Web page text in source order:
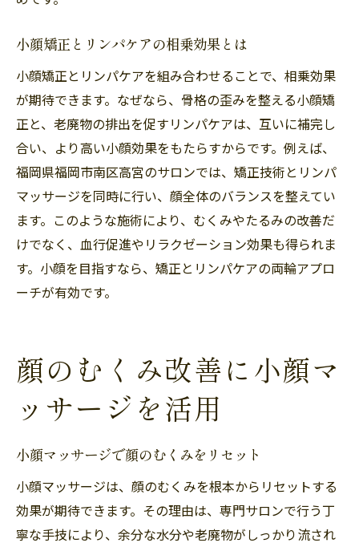
小顔矯正とリンパケアの相乗効果とは
小顔矯正とリンパケアを組み合わせることで、相乗効果
が期待できます。なぜなら、骨格の歪みを整える小顔矯
正と、老廃物の排出を促すリンパケアは、互いに補完し
合い、より高い小顔効果をもたらすからです。例えば、
福岡県福岡市南区高宮のサロンでは、矯正技術とリンパ
マッサージを同時に行い、顔全体のバランスを整えてい
ます。このような施術により、むくみやたるみの改善だ
けでなく、血行促進やリラクゼーション効果も得られま
す。小顔を目指すなら、矯正とリンパケアの両輪アプロ
ーチが有効です。
顔のむくみ改善に小顔マ
ッサージを活用
小顔マッサージで顔のむくみをリセット
小顔マッサージは、顔のむくみを根本からリセットする
効果が期待できます。その理由は、専門サロンで行う丁
寧な手技により、余分な水分や老廃物がしっかり流され